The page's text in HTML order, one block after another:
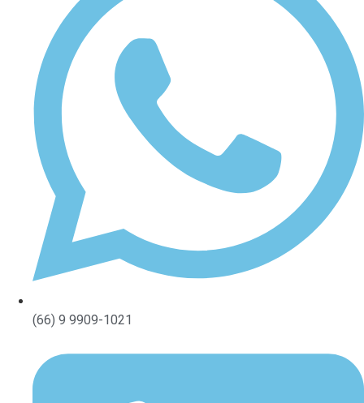
(66) 9 9909-1021